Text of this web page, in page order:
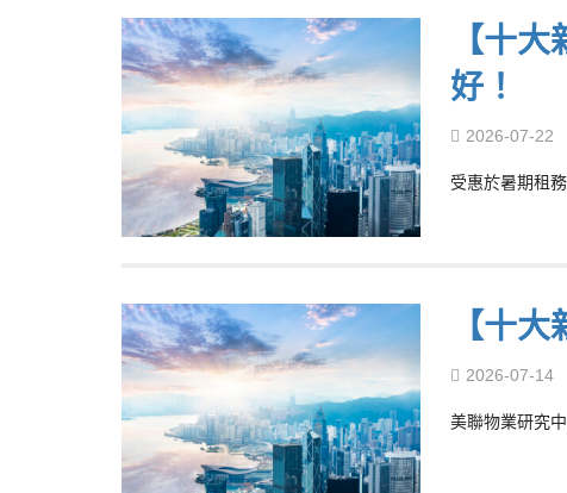
【十
好！
2026-07-22
受惠於暑期租
【十
2026-07-14
美聯物業研究